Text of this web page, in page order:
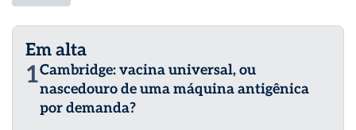
Em alta
1Cambridge: vacina universal, ou
nascedouro de uma máquina antigênica
por demanda?